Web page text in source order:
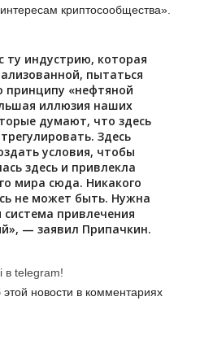
криптосообщества».
ту индустрию, которая
пытаться
принципу «нефтяной
иллюзия наших
думают, что здесь
Здесь
условия, чтобы
здесь и привлекла
мира сюда. Никакого
не может быть. Нужна
система привлечения
— заявил Припачкин.
в telegram!
новости в комментариях